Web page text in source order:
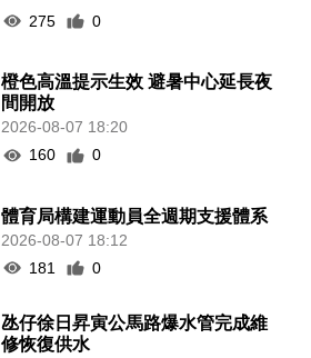
275
0
橙色高溫提示生效 避暑中心延長夜
間開放
2026-08-07 18:20
160
0
體育局構建運動員全週期支援體系
2026-08-07 18:12
181
0
氹仔徐日昇寅公馬路爆水管完成維
修恢復供水